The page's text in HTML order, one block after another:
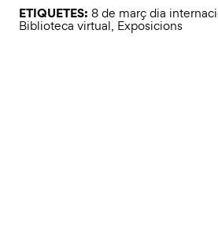
ETIQUETES: 8 de març dia
Biblioteca virtual, Exposicions